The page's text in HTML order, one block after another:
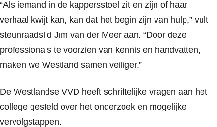
“Als iemand in de kappersstoel zit en zijn of haar
verhaal kwijt kan, kan dat het begin zijn van hulp,” vult
steunraadslid Jim van der Meer aan. “Door deze
professionals te voorzien van kennis en handvatten,
maken we Westland samen veiliger.”
De Westlandse VVD heeft schriftelijke vragen aan het
college gesteld over het onderzoek en mogelijke
vervolgstappen.